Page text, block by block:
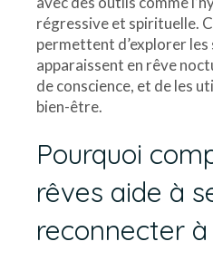
régressive et spirituelle.
permettent d’explorer les
apparaissent en rêve
de conscience, et de les
bien-être.
Pourquoi
rêves aide à
reconnecter à